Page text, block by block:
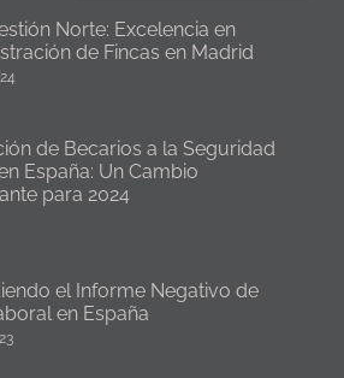
Norte: Excelencia en
de Fincas en Madrid
de Becarios a la Seguridad
España: Un Cambio
para 2024
el Informe Negativo de
en España